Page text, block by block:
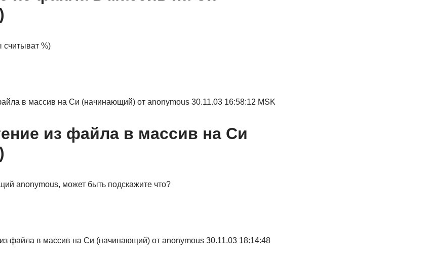
считыват %)
в массив на Си (начинающий) от anonymous 30.11.03 16:58:12 MSK
из файла в массив на Си
anonymous, может быть подскажите что?
файла в массив на Си (начинающий) от anonymous 30.11.03 18:14:48